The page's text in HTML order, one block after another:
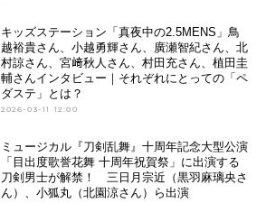
キッズステーション「真夜中の2.5MENS」鳥
越裕貴さん、小越勇輝さん、廣瀬智紀さん、北
村諒さん、宮﨑秋人さん、村田充さん、植田圭
輔さんインタビュー｜それぞれにとっての「ペ
ダステ」とは？
2026-03-11 12:00
ミュージカル『刀剣乱舞』十周年記念大型公演
「目出度歌誉花舞 十周年祝賀祭」に出演する
刀剣男士が解禁！ 三日月宗近（黒羽麻璃央さ
ん）、小狐丸（北園涼さん）ら出演